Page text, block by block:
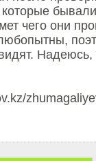
чего они
Надеюсь,